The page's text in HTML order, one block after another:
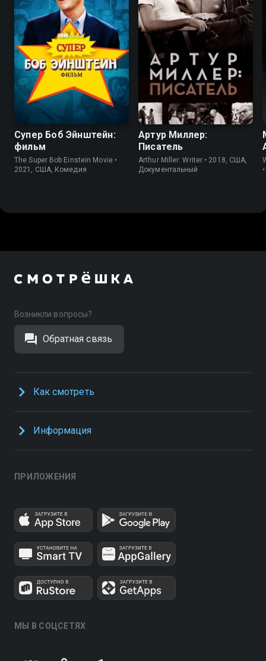
7.1 7.3
Супер Боб Эйнштейн:
фильм
The Super Bob Einstein Movie •
2021, США, Комедия
Артур Миллер:
Писатель
Arthur Miller: Writer • 2018, США,
Документальный
Возникли вопросы?
Обратная связь
Как смотреть
Информация
ПРИЛОЖЕНИЯ
МЫ В СОЦСЕТЯХ